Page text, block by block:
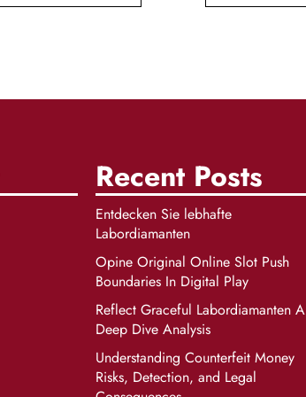
Recent Posts
Entdecken Sie lebhafte
Labordiamanten
Opine Original Online Slot Push
Boundaries In Digital Play
Reflect Graceful Labordiamanten A
Deep Dive Analysis
Understanding Counterfeit Money
Risks, Detection, and Legal